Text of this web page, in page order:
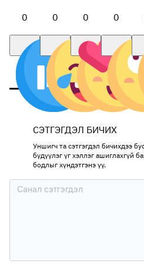
0 0 0 0
СЭТГЭГДЭЛ БИЧИХ
Уншигч та сэтгэгдэл бичихдээ
бүдүүлэг үг хэллэг ашиглахгүй
бодлыг хүндэтгэнэ үү.